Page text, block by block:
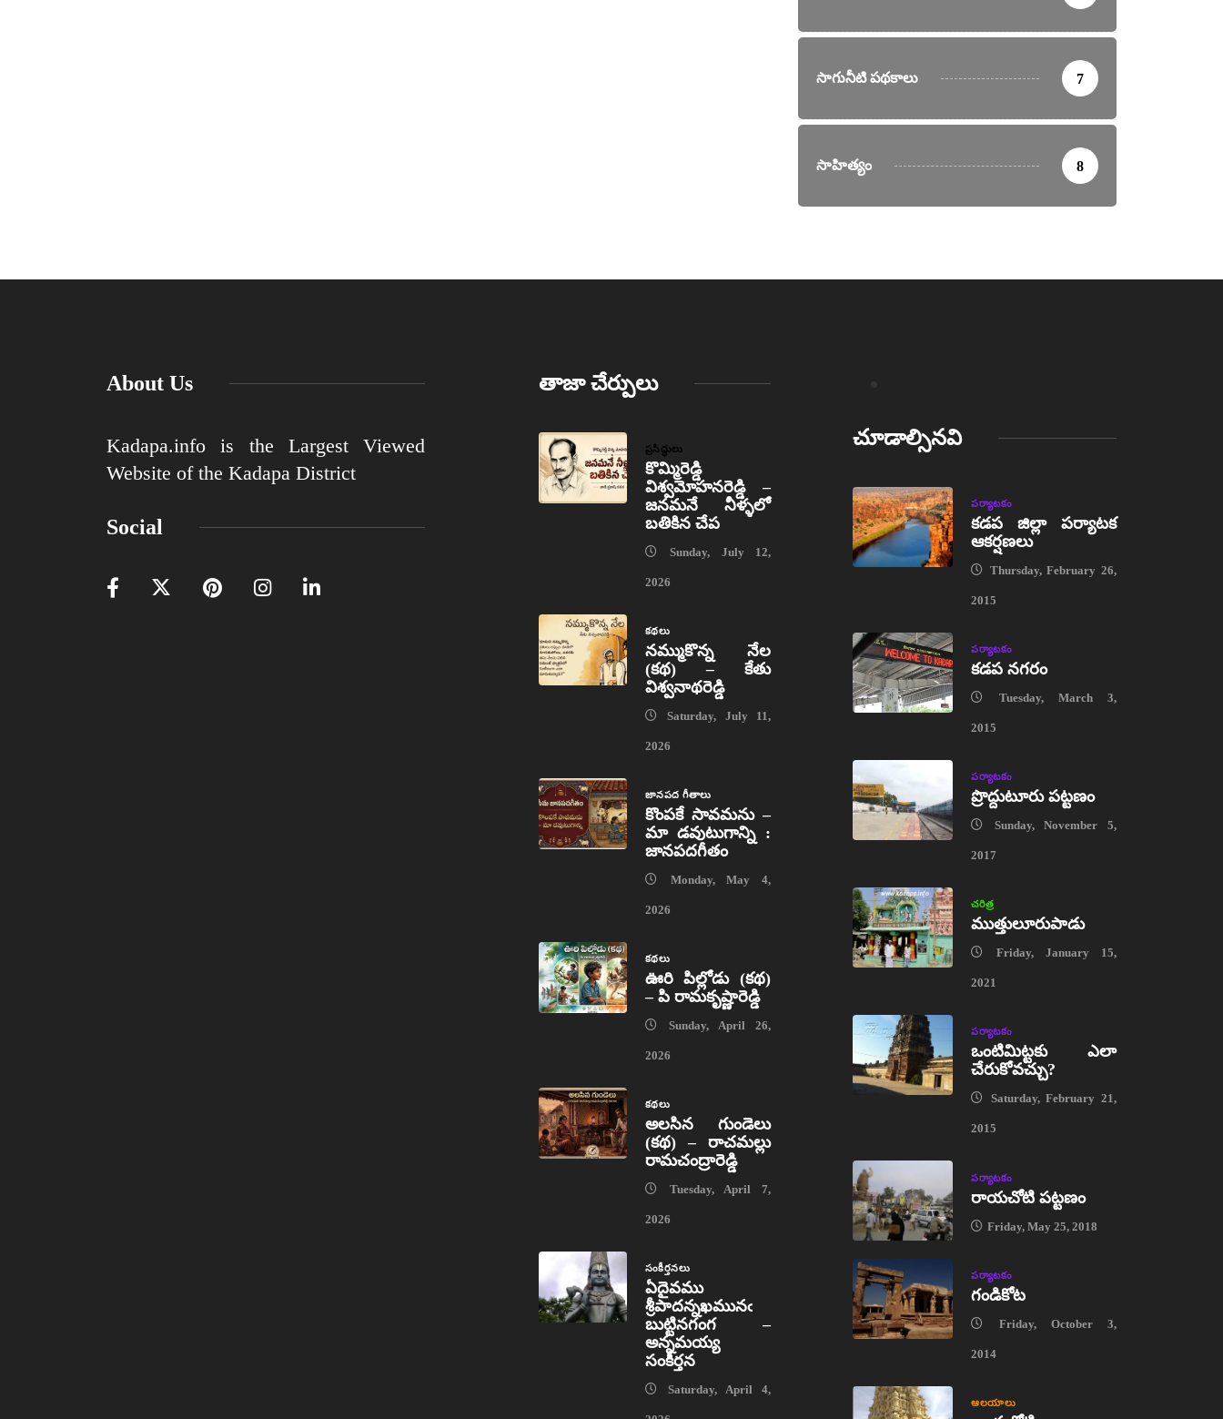
సాగునీటి పథకాలు 7
సాహిత్యం 8
About Us
Kadapa.info is the Largest Viewed
Website of the Kadapa District
Social
తాజా చేర్పులు
ప్రసిద్ధులు
కొమ్మిరెడ్డి
విశ్వమోహనరెడ్డి –
జనమనే నీళ్ళలో
బతికిన చేప
Sunday, July 12,
2026
కథలు
నమ్ముకొన్న నేల
(కథ) – కేతు
విశ్వనాథరెడ్డి
Saturday, July 11,
2026
జానపద గీతాలు
కొంపకే సావమను –
మా డవుటుగాన్ని :
జానపదగీతం
Monday, May 4,
2026
కథలు
ఊరి పిల్లోడు (కథ)
– పి రామకృష్ణారెడ్డి
Sunday, April 26,
2026
కథలు
అలసిన గుండెలు
(కథ) – రాచమల్లు
రామచంద్రారెడ్డి
Tuesday, April 7,
2026
సంకీర్తనలు
ఏదైవము
శ్రీపాదన్నఖమునఁ
బుట్టినగంగ –
అన్నమయ్య
సంకీర్తన
Saturday, April 4,
చూడాల్సినవి
పర్యాటకం
కడప జిల్లా పర్యాటక
ఆకర్షణలు
Thursday, February 26,
2015
పర్యాటకం
కడప నగరం
Tuesday, March 3,
2015
పర్యాటకం
ప్రొద్దుటూరు పట్టణం
Sunday, November 5,
2017
చరిత్ర
ముత్తులూరుపాడు
Friday, January 15,
2021
పర్యాటకం
ఒంటిమిట్టకు ఎలా
చేరుకోవచ్చు?
Saturday, February 21,
2015
పర్యాటకం
రాయచోటి పట్టణం
Friday, May 25, 2018
పర్యాటకం
గండికోట
Friday, October 3,
2014
ఆలయాలు